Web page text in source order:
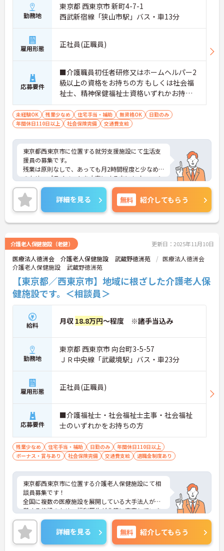
勤務地
東京都 西東京市 新町4-7-1
西武新宿線「狭山市駅」バス・車13分
雇用形態 正社員(正職員)
応募要件
■介護職員初任者研修又はホームヘルパー2
級以上の資格をお持ちの方 もしくは社会福
祉士、精神保健福祉士資格いずれかお持ち
の方
未経験OK 残業少なめ 住宅手当・補助 無資格OK
日勤のみ
年間休日110日以上
社会保険完備 交通費支給
東京都西東京市に位置する就労支援施設にて生活支
援員の募集です。
残業は原則なしで、あっても月2時間程度と少なめ
のため、プライベートを大事にする方にもオススメ
です！
ご興味のある方には、面接対策ポイントなど、さら
に詳細をお話しいたしますので、お気軽にご相談く
ださい。
詳細を見る 無料 紹介してもらう
介護老人保健施設（老健） 更新日：2025年11月10日
医療法人徳洲会 介護老人保健施設 武蔵野徳洲苑
医療法人徳洲会
介護老人保健施設 武蔵野徳洲苑
【東京都／西東京市】地域に根ざした介護老人保
健施設です。＜相談員＞
給料 月収 18.8万円～程度 ※諸手当込み
勤務地
東京都 西東京市 向台町3-5-57
ＪＲ中央線「武蔵境駅」バス・車23分
雇用形態 正社員(正職員)
応募要件
■介護福祉士・社会福祉士主事・社会福祉
士のいずれかをお持ちの方
残業少なめ 住宅手当・補助 日勤のみ
年間休日110日以上
ボーナス・賞与あり
社会保険完備 交通費支給 退職金制度あり
東京都西東京市に位置する介護老人保健施設にて相
談員募集です！
全国に複数の医療施設を展開している大手法人が運
営する施設のため、福利厚生が非常に充実していま
す！
ご興味のある方には、面接対策ポイントなど、さら
に詳細をお話しいたしますので、お気軽にご相談く
ださい。
詳細を見る 無料 紹介してもらう